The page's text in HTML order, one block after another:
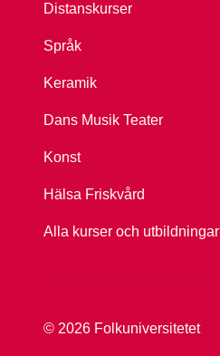
Distanskurser
Språk
Keramik
Dans Musik Teater
Konst
Hälsa Friskvård
Alla kurser och utbildningar
© 2026 Folkuniversitetet